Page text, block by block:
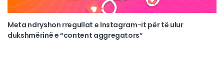
Meta ndryshon rregullat e Instagram-it për të ulur
dukshmërinë e “content aggregators”